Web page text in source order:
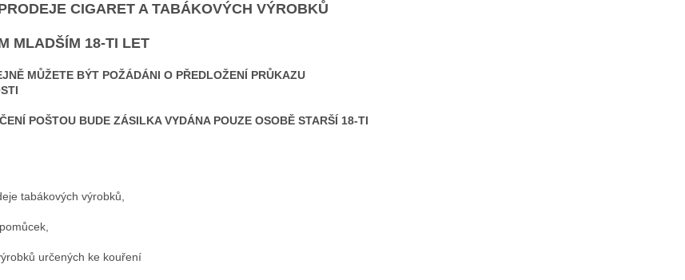
CIGARET A TABÁKOVÝCH VÝROBKŮ
MLADŠÍM 18-TI LET
MŮŽETE BÝT POŽÁDÁNI O PŘEDLOŽENÍ PRŮKAZU
POŠTOU BUDE ZÁSILKA VYDÁNA POUZE OSOBĚ STARŠÍ 18-TI
tabákových výrobků,
určených ke kouření